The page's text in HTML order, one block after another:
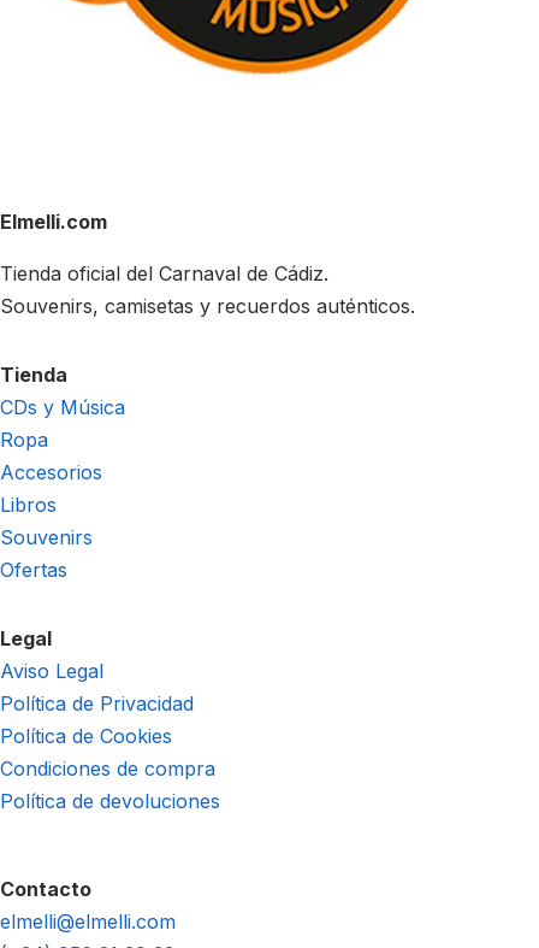
Elmelli.com
Tienda oficial del Carnaval de Cádiz.
Souvenirs, camisetas y recuerdos auténticos.
Tienda
CDs y Música
Ropa
Accesorios
Libros
Souvenirs
Ofertas
Legal
Aviso Legal
Política de Privacidad
Política de Cookies
Condiciones de compra
Política de devoluciones
Contacto
elmelli@elmelli.com